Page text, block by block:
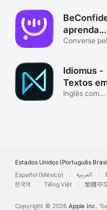
aprenda
inglês
Converse
Idiomus -
Textos
Inglês
Inglês com
Estados Unidos (Português
Español (México)
العربية
한국어
Tiếng Việt 繁體中
Copyright © 2026 Apple Inc.